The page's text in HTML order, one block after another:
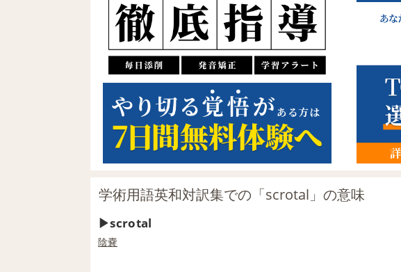
学術用語英和対訳集での「scrotal」の意味
scrotal
陰嚢